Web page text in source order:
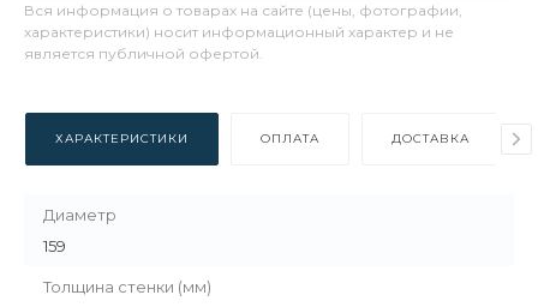
Вся информация о товарах на сайте (цены, фотографии,
характеристики) носит информационный характер и не
является публичной офертой.
ХАРАКТЕРИСТИКИ ОПЛАТА ДОСТАВКА
Диаметр
159
Толщина стенки (мм)